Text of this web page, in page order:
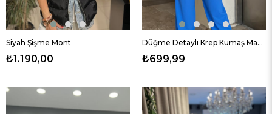
Siyah Şişme Mont
₺1.190,00
Düğme Detaylı Krep Kumaş Mavi Yelek
₺699,99